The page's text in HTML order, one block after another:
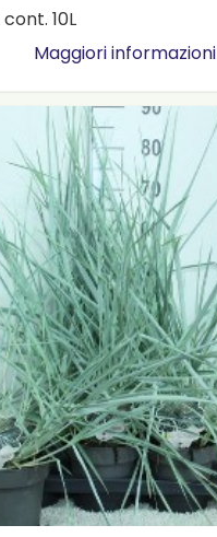
10L
Maggiori informazioni